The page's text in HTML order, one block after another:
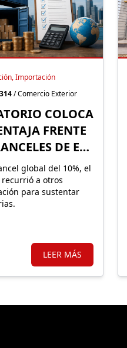
Importación
/ Comercio Exterior
COLOCA
FRENTE
DE EE.
global del 10%, el
a otros
para sustentar
LEER MÁS